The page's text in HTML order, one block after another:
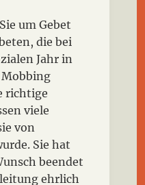
um Gebet
die bei
Jahr in
richtige
viele
von
Sie hat
beendet
ehrlich